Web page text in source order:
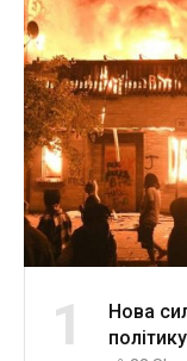
1
Нова
політику